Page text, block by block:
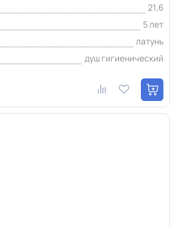
21,6
5 лет
латунь
душ гигиенический